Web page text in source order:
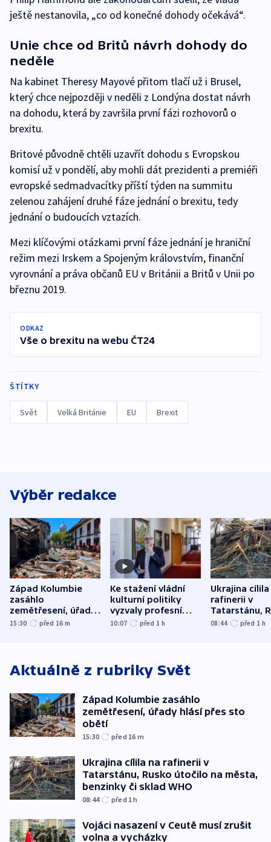
ještě nestanovila, „co od konečné dohody očekává“.
Unie chce od Britů návrh dohody do
neděle
Na kabinet Theresy Mayové přitom tlačí už i Brusel,
který chce nejpozději v neděli z Londýna dostat návrh
na dohodu, která by završila první fázi rozhovorů o
brexitu.
Britové původně chtěli uzavřít dohodu s Evropskou
komisí už v pondělí, aby mohli dát prezidenti a premiéři
evropské sedmadvacítky příští týden na summitu
zelenou zahájení druhé fáze jednání o brexitu, tedy
jednání o budoucích vztazích.
Mezi klíčovými otázkami první fáze jednání je hraniční
režim mezi Irskem a Spojeným královstvím, finanční
vyrovnání a práva občanů EU v Británii a Britů v Unii po
březnu 2019.
ODKAZ
Vše o brexitu na webu ČT24
ŠTÍTKY
Svět Velká Británie EU Brexit
Výběr redakce
Západ Kolumbie
zasáhlo
zemětřesení, úřady
hlásí přes sto obětí
15:30 před 16 m
Ke stažení vládní
kulturní politiky
vyzvaly profesní
organizace, spolky i
10:07 před 1 h
Ukrajina cílila
rafinerii v
Tatarstánu,
útočilo na
08:44 před 1 h
Aktuálně z rubriky Svět
Západ Kolumbie zasáhlo
zemětřesení, úřady hlásí přes sto
obětí
15:30 před 16 m
Ukrajina cílila na rafinerii v
Tatarstánu, Rusko útočilo na města,
benzinky či sklad WHO
08:44 před 1h
Vojáci nasazení v Ceutě musí zrušit
volna a vycházky